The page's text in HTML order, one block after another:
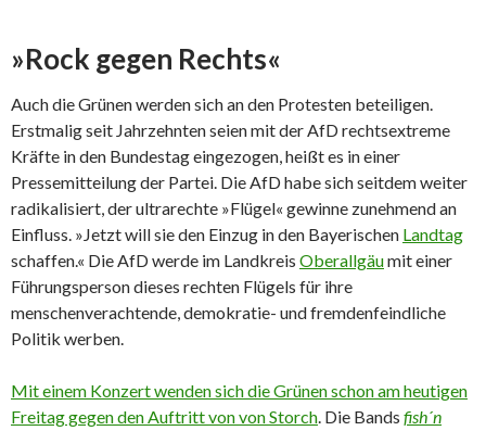
»Rock gegen Rechts«
Auch die Grünen werden sich an den Protesten beteiligen.
Erstmalig seit Jahrzehnten seien mit der AfD rechtsextreme
Kräfte in den Bundestag eingezogen, heißt es in einer
Pressemitteilung der Partei. Die AfD habe sich seitdem weiter
radikalisiert, der ultrarechte »Flügel« gewinne zunehmend an
Einfluss. »Jetzt will sie den Einzug in den Bayerischen Landtag
schaffen.« Die AfD werde im Landkreis Oberallgäumit einer
Führungsperson dieses rechten Flügels für ihre
menschenverachtende, demokratie- und fremdenfeindliche
Politik werben.
Mit einem Konzert wenden sich die Grünen schon am heutigen
Freitag gegen den Auftritt von von Storch. Die Bands fish´n